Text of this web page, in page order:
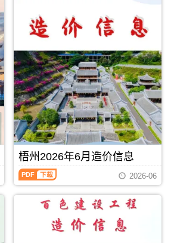
（钦
设
工
程
造
价
信
息）
期
刊，
由
钦
州
市
建
梧州2026年6月造价信息
梧
州
2026-06